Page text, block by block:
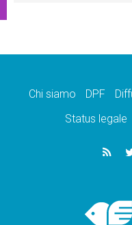
Chi siamo DPF
Status legale